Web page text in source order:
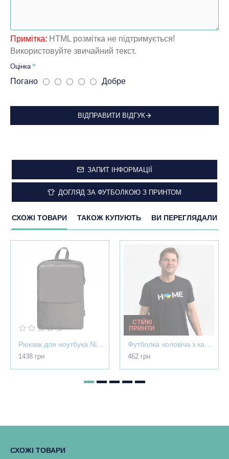
Примітка: HTML розмітка не підтримується!
Використовуйте звичайний текст.
Оцінка
Погано Добре
ВІДПРАВИТИ ВІДГУК
ЗАПИТ ІНФОРМАЦІЇ
ДОГЛЯД ЗА ФУТБОЛКОЮ З ПРИНТОМ
СХОЖІ ТОВАРИ ТАКОЖ КУПУЮТЬ ВИ ПЕРЕГЛЯДАЛИ
1438 грн
СТІЙКІ
ПРИНТИ
462 грн
СХОЖІ ТОВАРИ